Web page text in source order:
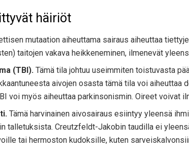
häiriöt
mutaation aiheuttama sairaus aiheuttaa
taitojen vakava heikkeneminen, ilmenevät
(TBI). Tämä tila johtuu useimmiten toistuvasta
aivojen osasta tämä tila voi
voi myös aiheuttaa parkinsonismin. Oireet voivat
Tämä harvinainen aivosairaus esiintyy yleensä
talletuksista. Creutzfeldt-Jakobin taudilla ei
tai hermoston kudoksille, kuten